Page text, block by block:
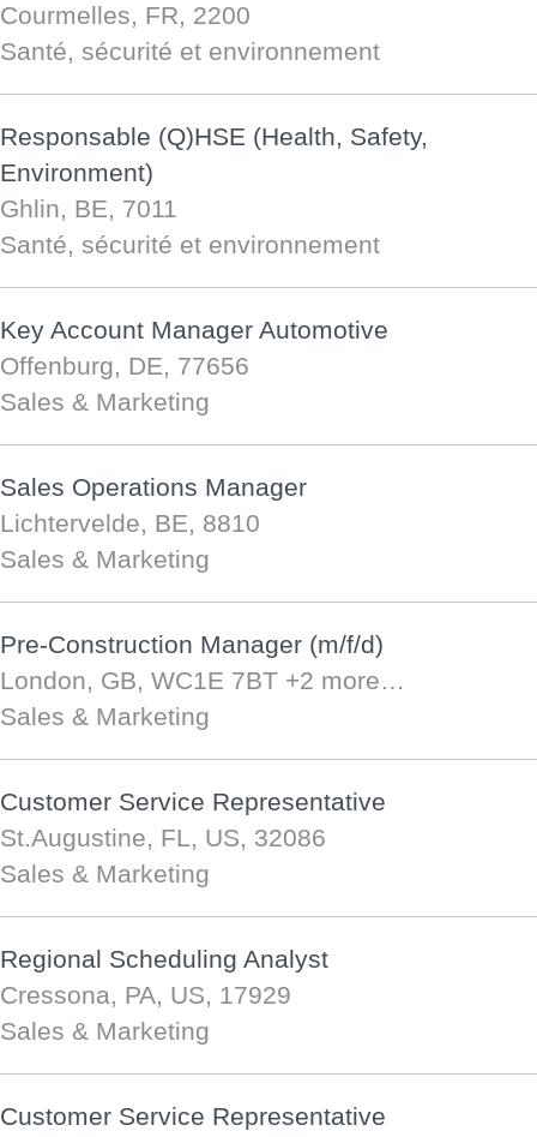
Courmelles, FR, 2200
Santé, sécurité et environnement
Responsable (Q)HSE (Health, Safety,
Environment)
Ghlin, BE, 7011
Santé, sécurité et environnement
Key Account Manager Automotive
Offenburg, DE, 77656
Sales & Marketing
Sales Operations Manager
Lichtervelde, BE, 8810
Sales & Marketing
Pre-Construction Manager (m/f/d)
London, GB, WC1E 7BT +2 more…
Sales & Marketing
Customer Service Representative
St.Augustine, FL, US, 32086
Sales & Marketing
Regional Scheduling Analyst
Cressona, PA, US, 17929
Sales & Marketing
Customer Service Representative